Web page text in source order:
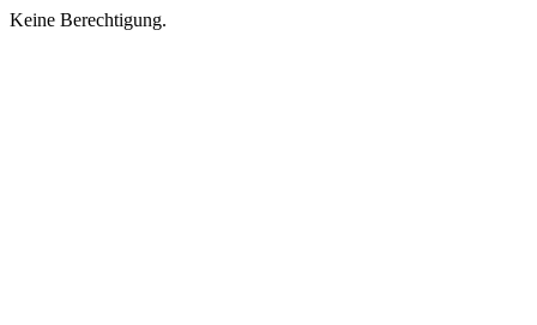
Keine Berechtigung.